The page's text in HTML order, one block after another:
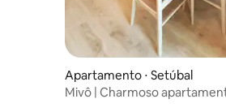
Apartamento ⋅ Setúbal
Mivô | Charmoso